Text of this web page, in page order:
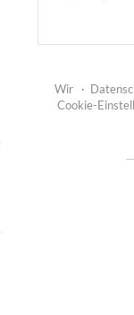
Wir ·
Cookie-